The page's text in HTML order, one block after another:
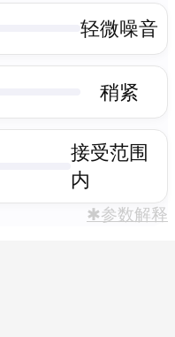
轻微噪音
稍紧
接受范围
内
✱参数解释